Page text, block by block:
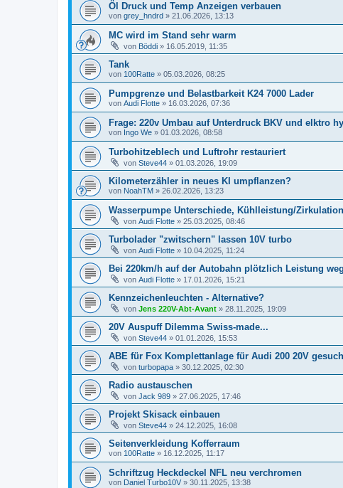
Öl Druck und Temp Anzeigen verbauen
von grey_hndrd » 21.06.2026, 13:13
MC wird im Stand sehr warm
von Böddi » 16.05.2019, 11:35
Tank
von 100Ratte » 05.03.2026, 08:25
Pumpgrenze und Belastbarkeit K24 7000 Lader
von Audi Flotte » 16.03.2026, 07:36
Frage: 220v Umbau auf Unterdruck BKV und elktro
von Ingo We » 01.03.2026, 08:58
Turbohitzeblech und Luftrohr restauriert
von Steve44 » 01.03.2026, 19:09
Kilometerzähler in neues KI umpflanzen?
von NoahTM » 26.02.2026, 13:23
Wasserpumpe Unterschiede, Kühlleistung/Zirkulation
von Audi Flotte » 25.03.2025, 08:46
Turbolader "zwitschern" lassen 10V turbo
von Audi Flotte » 10.04.2025, 11:24
Bei 220km/h auf der Autobahn plötzlich Leistung
von Audi Flotte » 17.01.2026, 15:21
Kennzeichenleuchten - Alternative?
von Jens 220V-Abt-Avant » 28.11.2025, 19:09
20V Auspuff Dilemma Swiss-made...
von Steve44 » 01.01.2026, 15:53
ABE für Fox Komplettanlage für Audi 200 20V
von turbopapa » 30.12.2025, 02:30
Radio austauschen
von Jack 989 » 27.06.2025, 17:46
Projekt Skisack einbauen
von Steve44 » 24.12.2025, 16:08
Seitenverkleidung Kofferraum
von 100Ratte » 16.12.2025, 11:17
Schriftzug Heckdeckel NFL neu verchromen
von Daniel Turbo10V » 30.11.2025, 13:38